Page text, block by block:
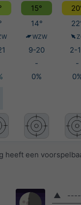
15°
14°
WZW
9-20 2-
- -
0%
heeft een
▲
----